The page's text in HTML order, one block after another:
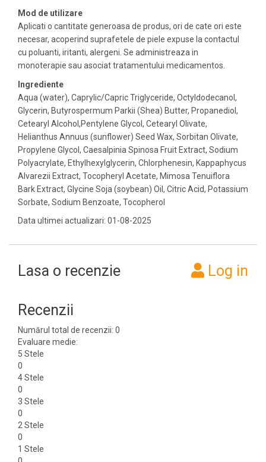
Mod de utilizare
Aplicati o cantitate generoasa de produs, ori de cate ori este
necesar, acoperind suprafetele de piele expuse la contactul
cu poluanti, iritanti, alergeni. Se administreaza in
monoterapie sau asociat tratamentului medicamentos.
Ingrediente
Aqua (water), Caprylic/Capric Triglyceride, Octyldodecanol,
Glycerin, Butyrospermum Parkii (Shea) Butter, Propanediol,
Cetearyl Alcohol,Pentylene Glycol, Cetearyl Olivate,
Helianthus Annuus (sunflower) Seed Wax, Sorbitan Olivate,
Propylene Glycol, Caesalpinia Spinosa Fruit Extract, Sodium
Polyacrylate, Ethylhexylglycerin, Chlorphenesin, Kappaphycus
Alvarezii Extract, Tocopheryl Acetate, Mimosa Tenuiflora
Bark Extract, Glycine Soja (soybean) Oil, Citric Acid, Potassium
Sorbate, Sodium Benzoate, Tocopherol
Data ultimei actualizari: 01-08-2025
Lasa o recenzie Log in
Recenzii
Numărul total de recenzii: 0
Evaluare medie:
5 Stele
0
4 Stele
0
3 Stele
0
2 Stele
0
1 Stele